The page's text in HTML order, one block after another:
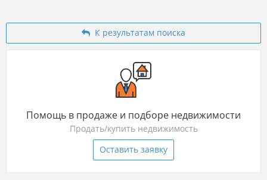
К результатам поиска
Помощь в продаже и подборе недвижимости
Продать/купить недвижимость
Оставить заявку